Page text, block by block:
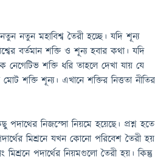
নতুন মহাবিশ্ব তৈরী হচ্ছে। যদি শূন্য
বর্তমান শক্তি ও শূন্য হবার কথা। যদি
শক্তি ধরি তাহলে দেখা যায় যে
শক্তি শূন্য। এখানে শক্তির নিত্ততা নীতির
পদাথের নিজস্সো নিয়মে হয়েছে। প্রশ্ন হতে
মিশ্রনে যখন কোনো পরিবেশ তৈরী হয়
পদার্থের নিয়মগুলো তৈরী হয়। কিন্তু